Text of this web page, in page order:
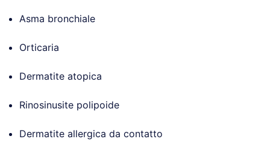
Asma bronchiale
Orticaria
Dermatite atopica
Rinosinusite polipoide
Dermatite allergica da contatto